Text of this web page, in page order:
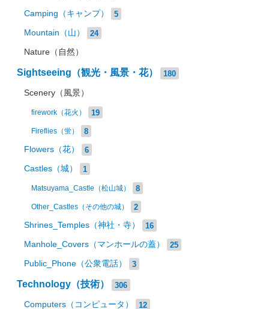
Camping（キャンプ） 5
Mountain（山） 24
Nature（自然）
Sightseeing（観光・風景・花） 180
Scenery（風景）
firework（花火） 19
Fireflies（蛍） 8
Flowers（花） 6
Castles（城） 1
Matsuyama_Castle（松山城） 8
Other_Castles（その他の城） 2
Shrines_Temples（神社・寺） 16
Manhole_Covers（マンホールの蓋） 25
Public_Phone（公衆電話） 3
Technology（技術） 306
Computers（コンピュータ） 12